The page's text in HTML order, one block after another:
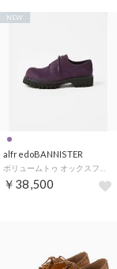
alfredoBANNISTER
￥38,500
NEW